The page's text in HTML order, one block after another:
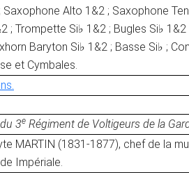
Alto 1&2 ; Saxophone
; Trompette Si♭ 1&2 ; Bugles Si♭ 1&2
Baryton Si♭ 1&2 ; Basse Si♭ ;
et Cymbales.
3e Régiment de Voltigeurs de la
MARTIN (1831-1877), chef de la
Impériale.